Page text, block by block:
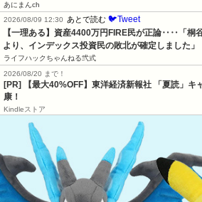
あにまんch
2026/08/09 12:30
あとで読む 🐦Tweet
【一理ある】資産4400万円FIRE民が正論‥‥「桐
より、インデックス投資民の敗北が確定しました」
ライフハックちゃんねる弐式
2026/08/20 まで！
[PR]
【最大40%OFF】東洋経済新報社 「夏読」キ
康！
Kindleストア